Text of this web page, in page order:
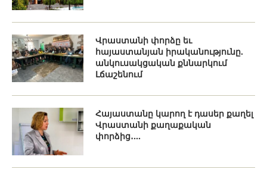
Վրաստանի փորձը եւ
հայաստանյան իրականությունը.
անկուսակցական քննարկում
Լճաշենում
Հայաստանը կարող է դասեր քաղել
Վրաստանի քաղաքական
փորձից․...